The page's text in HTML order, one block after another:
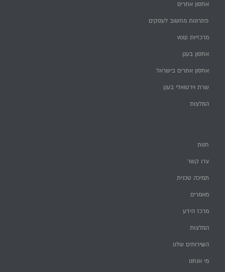
אחסון אתרים
פתרונות מחשוב לעסקים
מרכזיות voip
אחסון בענן
אחסון אתרים בישראל
שרת וירטואלי בענן
המלצות
חנות
צרו קשר
תמיכה טכנית
מאמרים
מרכז הידע
המלצות
השירותים שלנו
מי אנחנו